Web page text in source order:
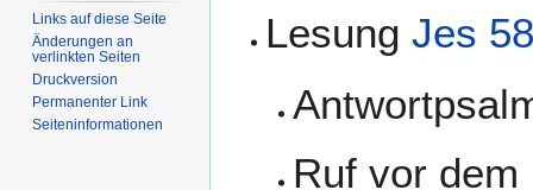
LesungJes
Ruf vor
Links auf diese Seite
Änderungen an
verlinkten Seiten
Druckversion
Permanenter Link
Seiten­­informationen